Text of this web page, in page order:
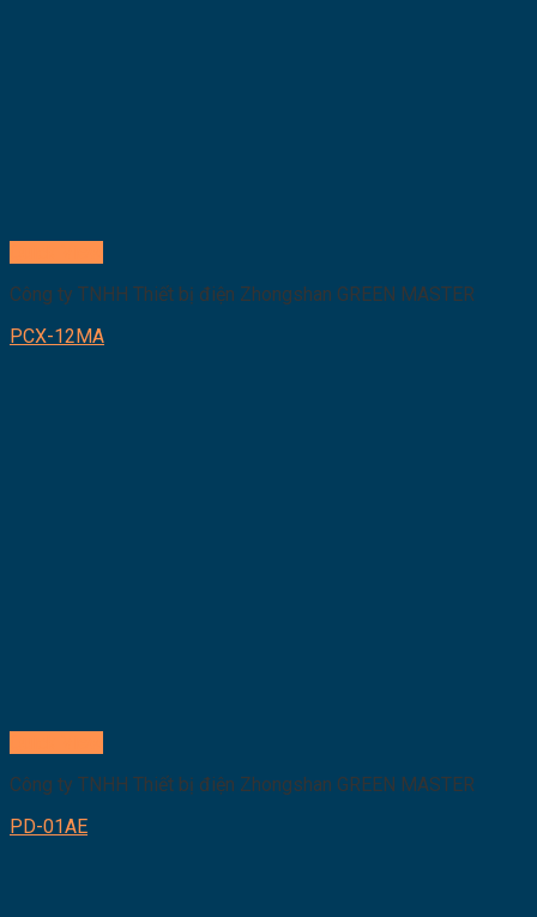
Công ty TNHH Thiết bị điện Zhongshan GREEN MASTER
PCX-12MA
Công ty TNHH Thiết bị điện Zhongshan GREEN MASTER
PD-01AE